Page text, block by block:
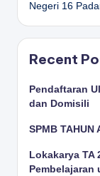
Negeri 16
Recent
Pendaftaran
dan Domisili
SPMB TAHUN
Lokakarya TA